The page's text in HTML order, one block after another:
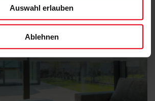
Auswahl erlauben
Ablehnen